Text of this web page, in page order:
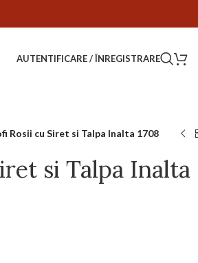
AUTENTIFICARE / ÎNREGISTRARE
Rosii cu Siret si Talpa Inalta 1708
si Talpa Inalta